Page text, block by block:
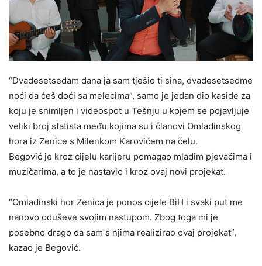
“Dvadesetsedam dana ja sam tješio ti sina, dvadesetsedme
noći da ćeš doći sa melecima”, samo je jedan dio kaside za
koju je snimljen i videospot u Tešnju u kojem se pojavljuje
veliki broj statista među kojima su i članovi Omladinskog
hora iz Zenice s Milenkom Karovićem na čelu.
Begović je kroz cijelu karijeru pomagao mladim pjevačima i
muzičarima, a to je nastavio i kroz ovaj novi projekat.
“Omladinski hor Zenica je ponos cijele BiH i svaki put me
nanovo oduševe svojim nastupom. Zbog toga mi je
posebno drago da sam s njima realizirao ovaj projekat”,
kazao je Begović.